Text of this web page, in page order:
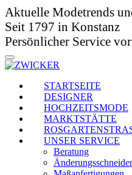
Aktuelle Modetrends
Seit 1797 in Konstanz
Persönlicher Service
STARTSEITE
DESIGNER
HOCHZEITSMODE
MARKTSTÄTTE
UNSER SERVICE
Beratung